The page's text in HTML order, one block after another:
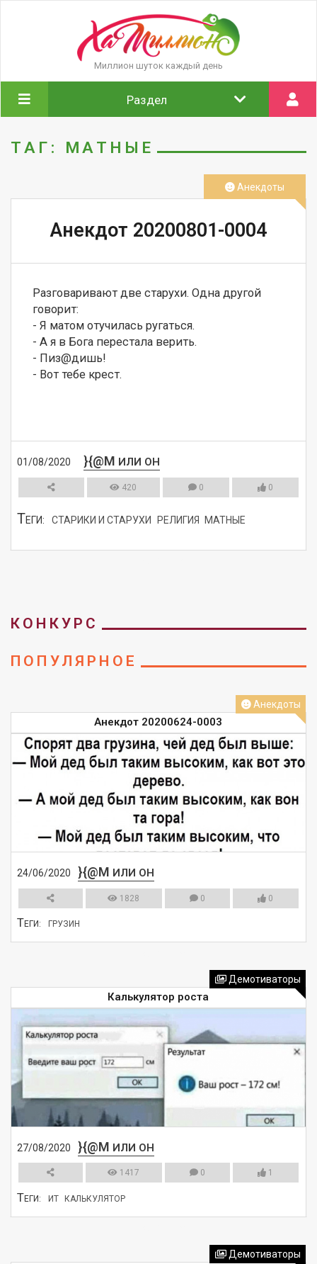
Миллион шуток каждый день
Раздел
ТАГ: МАТНЫЕ
Анекдот 20200801-0004
Разговаривают две старухи. Одна другой
говорит:
- Я матом отучилась ругаться.
- А я в Бога перестала верить.
- Пиз@дишь!
- Вот тебе крест.
01/08/2020 }{@M ИЛИ ОН
420 0 0
Анекдоты
ТЕГИ: СТАРИКИ И СТАРУХИ РЕЛИГИЯ МАТНЫЕ
КОНКУРС
ПОПУЛЯРНОЕ
Анекдот 20200624-0003
24/06/2020 }{@M ИЛИ ОН
1828 0 0
Анекдоты
ТЕГИ: ГРУЗИН
Калькулятор роста
27/08/2020 }{@M ИЛИ ОН
1417 0 1
Демотиваторы
ТЕГИ: ИТ КАЛЬКУЛЯТОР
Демотиваторы